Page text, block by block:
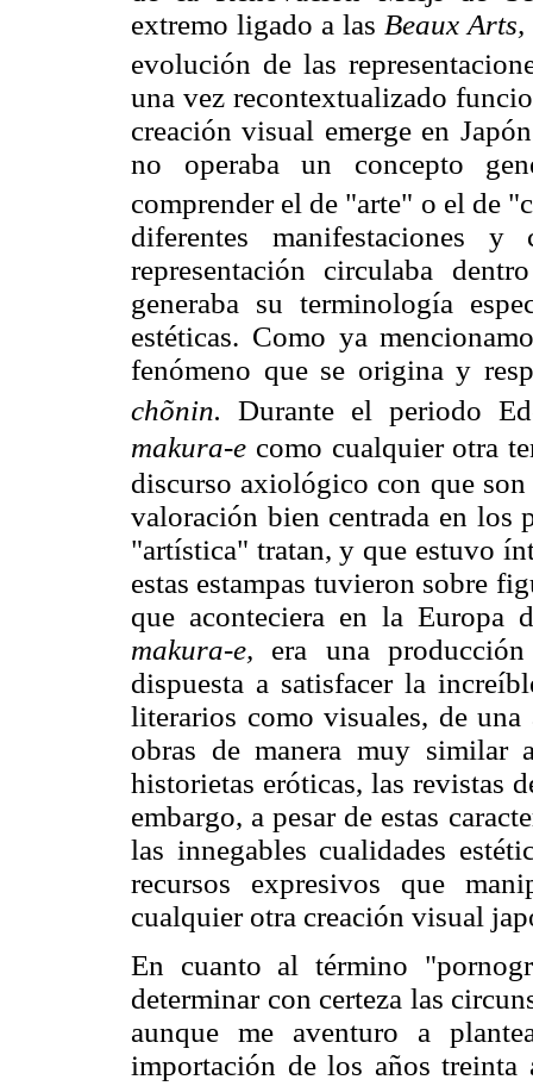
extremo ligado a las Beaux Arts,
evolución de las
una vez recontextualizado
creación visual emerge en
no operaba un concepto
comprender el de "arte" o el de
diferentes manifestaciones
representación circulaba
generaba su terminología
estéticas. Como ya
fenómeno que se origina y
chõnin. Durante el periodo
makura-e como cualquier otra
discurso axiológico con que
valoración bien centrada en los
"artística" tratan, y que estuvo
estas estampas tuvieron sobre
que aconteciera en la Europa
makura-e, era una
dispuesta a satisfacer la
literarios como visuales, de una
obras de manera muy similar
historietas eróticas, las revistas
embargo, a pesar de estas
las innegables cualidades
recursos expresivos que
cualquier otra creación visual
En cuanto al término
determinar con certeza las
aunque me aventuro a
importación de los años treinta